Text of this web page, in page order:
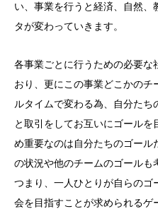
い、事業を行うと経済、自然、
タが変わっていきます。
各事業ごとに行うための必要な
おり、更にこの事業どこかのチ
ルタイムで変わる為、自分たち
と取引をしてお互いにゴール
め重要なのは自分たちのゴール
の状況や他のチームのゴールも
つまり、一人ひとりが自らのゴ
会を目指すことが求められるゲ